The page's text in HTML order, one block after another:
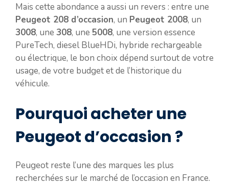
Mais cette abondance a aussi un revers : entre une
Peugeot 208 d’occasion, un Peugeot 2008, un
3008, une 308, une 5008, une version essence
PureTech, diesel BlueHDi, hybride rechargeable
ou électrique, le bon choix dépend surtout de votre
usage, de votre budget et de l’historique du
véhicule.
Pourquoi acheter une
Peugeot d’occasion ?
Peugeot reste l’une des marques les plus
recherchées sur le marché de l’occasion en France.